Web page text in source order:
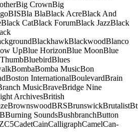
Big CrownBig
BISBla BlaBlack AcreBlack And
Black CatBlack ForumBlack JazzBlack
BlackhawkBlackwoodBlanco
UpBlue HorizonBlue MoonBlue
BluebirdBlues
BombaBomba MusicBon
Boston InternationalBoulevardBrain
MusicBraveBridge Nine
ArchivesBritish
BrownswoodBRSBrunswickBrutalist
Burning SoundsBushbranchButton
C5CadetCainCalligraphCamelCan-